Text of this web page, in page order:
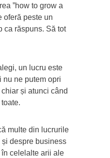
”how to grow a
oferă peste un
ca răspuns. Să tot
un lucru este
nu ne putem opri
și atunci când
multe din lucrurile
despre business
celelalte arii ale